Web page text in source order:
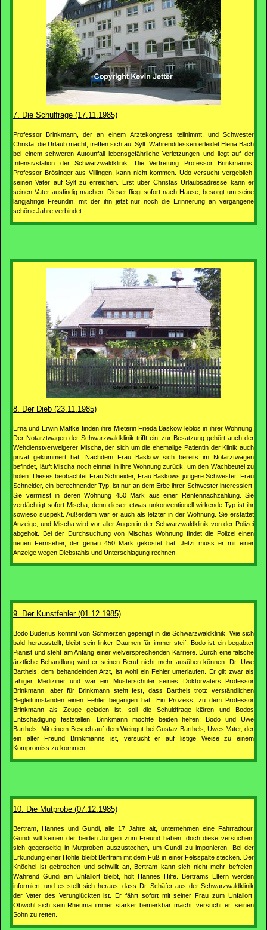
7. Die Schulfrage (17.11.1985)
Professor Brinkmann, der an einem Ärztekongress teilnimmt, und Schwester
Christa, die Urlaub macht, treffen sich auf Sylt. Währenddessen erleidet Elena Bach
bei einem schweren Autounfall lebensgefährliche Verletzungen und liegt auf der
Intensivstation der Schwarzwaldklinik. Die Vertretung Professor Brinkmanns,
Professor Brösinger aus Villingen, kann nicht kommen. Udo versucht vergeblich,
seinen Vater auf Sylt zu erreichen. Erst über Christas Urlaubsadresse kann er
seinen Vater ausfindig machen. Dieser fliegt sofort nach Hause, besorgt um seine
langjährige Freundin, mit der ihn jetzt nur noch die Erinnerung an vergangene
schöne Jahre verbindet.
8. Der Dieb (23.11.1985)
Erna und Erwin Mattke finden ihre Mieterin Frieda Baskow leblos in ihrer Wohnung.
Der Notarztwagen der Schwarzwaldklinik trifft ein; zur Besatzung gehört auch der
Wehdienstverweigerer Mischa, der sich um die ehemalige Patientin der Klinik auch
privat gekümmert hat. Nachdem Frau Baskow sich bereits im Notarztwagen
befindet, läuft Mischa noch einmal in ihre Wohnung zurück, um den Wachbeutel zu
holen. Dieses beobachtet Frau Schneider, Frau Baskows jüngere Schwester. Frau
Schneider, ein berechnender Typ, ist nur an dem Erbe ihrer Schwester interessiert.
Sie vermisst in deren Wohnung 450 Mark aus einer Rentennachzahlung. Sie
verdächtigt sofort Mischa, denn dieser etwas unkonventionell wirkende Typ ist ihr
sowieso suspekt. Außerdem war er auch als letzter in der Wohnung. Sie erstattet
Anzeige, und Mischa wird vor aller Augen in der Schwarzwaldklinik von der Polizei
abgeholt. Bei der Durchsuchung von Mischas Wohnung findet die Polizei einen
neuen Fernseher, der genau 450 Mark gekostet hat. Jetzt muss er mit einer
Anzeige wegen Diebstahls und Unterschlagung rechnen.
9. Der Kunstfehler (01.12.1985)
Bodo Buderius kommt von Schmerzen gepeinigt in die Schwarzwaldklinik. Wie sich
bald herausstellt, bleibt sein linker Daumen für immer steif. Bodo ist ein begabter
Pianist und steht am Anfang einer vielversprechenden Karriere. Durch eine falsche
ärztliche Behandlung wird er seinen Beruf nicht mehr ausüben können. Dr. Uwe
Barthels, dem behandelnden Arzt, ist wohl ein Fehler unterlaufen. Er gilt zwar als
fähiger Mediziner und war ein Musterschüler seines Doktorvaters Professor
Brinkmann, aber für Brinkmann steht fest, dass Barthels trotz verständlichen
Begleitumständen einen Fehler begangen hat. Ein Prozess, zu dem Professor
Brinkmann als Zeuge geladen ist, soll die Schuldfrage klären und Bodos
Entschädigung feststellen. Brinkmann möchte beiden helfen: Bodo und Uwe
Barthels. Mit einem Besuch auf dem Weingut bei Gustav Barthels, Uwes Vater, der
ein alter Freund Brinkmanns ist, versucht er auf listige Weise zu einem
Kompromiss zu kommen.
10. Die Mutprobe (07.12.1985)
Bertram, Hannes und Gundi, alle 17 Jahre alt, unternehmen eine Fahrradtour.
Gundi will keinen der beiden Jungen zum Freund haben, doch diese versuchen,
sich gegenseitig in Mutproben auszustechen, um Gundi zu imponieren. Bei der
Erkundung einer Höhle bleibt Bertram mit dem Fuß in einer Felsspalte stecken. Der
Knöchel ist gebrochen und schwillt an, Bertram kann sich nicht mehr befreien.
Während Gundi am Unfallort bleibt, holt Hannes Hilfe. Bertrams Eltern werden
informiert, und es stellt sich heraus, dass Dr. Schäfer aus der Schwarzwaldklinik
der Vater des Verunglückten ist. Er fährt sofort mit seiner Frau zum Unfallort.
Obwohl sich sein Rheuma immer stärker bemerkbar macht, versucht er, seinen
Sohn zu retten.